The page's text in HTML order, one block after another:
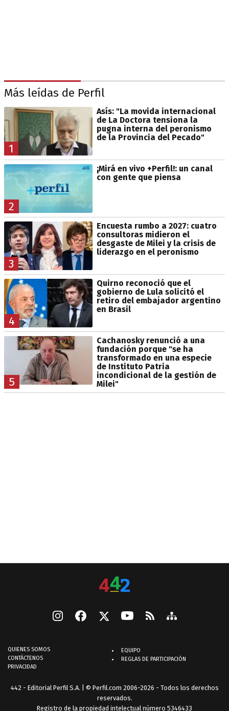
Más leídas de Perfil
1
Asís: "La movida internacional
de La Doctora tensiona la
pugna interna del peronismo
de la Provincia del Pecado"
2
¡Mirá en vivo +Perfil!: un canal
con gente que piensa
3
Encuesta rumbo a 2027: cuatro
consultoras midieron el
desgaste de Milei y la crisis de
liderazgo en el peronismo
4
Quirno reconoció que el
gobierno de Lula solicitó el
retiro del embajador argentino
en Brasil
5
Cachanosky renunció a una
fundación porque "se ha
transformado en una especie
de Instituto Patria
incondicional de la gestión de
Milei"
QUIENES SOMOS
CONTÁCTENOS
PRIVACIDAD
EQUIPO
REGLAS DE PARTICIPACIÓN
442 - Editorial Perfil S.A. | © Perfil.com 2006-2026 - Todos los derechos
reservados.
Registro de la propiedad intelectual número 5346433